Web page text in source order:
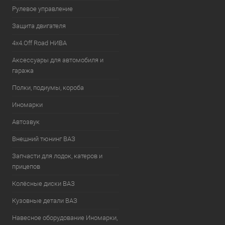
Рулевое управление
Защита двигателя
4х4.Off Road НИВА
Аксессуары для автомобиля и
гаража
Полки, подиумы, короба
Иномарки
Автозвук
Внешний тюнинг ВАЗ
Запчасти для лодок, катеров и
прицепов
Колёсные диски ВАЗ
Кузовные детали ВАЗ
Навесное оборудование Иномарки,